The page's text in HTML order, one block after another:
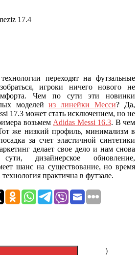
переходят на футзальные
игроки ничего нового не
Чем по сути эти новинки
моделейиз линейки Месси? Да,
17.3 может стать исключением, но не
возьмем Adidas Messi 16.3. В чем
же низкий профиль, минимализм в
за счет эластичной синтетики
делает свое дело и нам снова
дизайнерское обновление,
шанс на существование, но время
технология практична в футзале.
)